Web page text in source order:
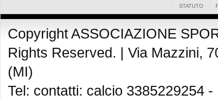
STATUTO
Copyright ASSOCIAZIONE
Rights Reserved. | Via Mazzini,
(MI)
Tel: contatti: calcio 3385229254